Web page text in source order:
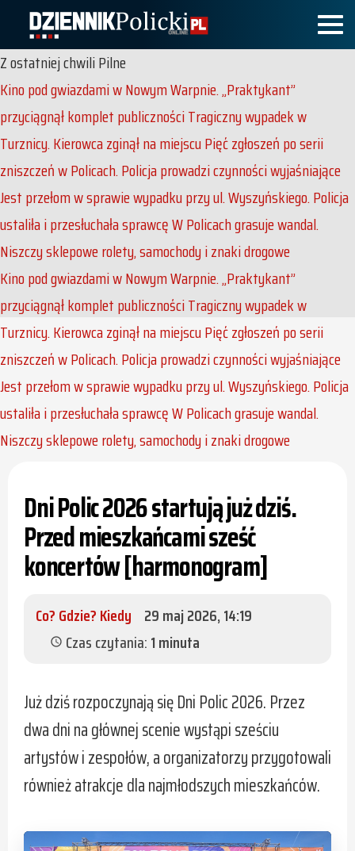
Z ostatniej chwiliPilne
Kino pod gwiazdami w Nowym Warpnie. „Praktykant”
przyciągnął komplet publicznościTragiczny wypadek w
Turznicy. Kierowca zginął na miejscuPięć zgłoszeń po serii
zniszczeń w Policach. Policja prowadzi czynności wyjaśniające
Jest przełom w sprawie wypadku przy ul. Wyszyńskiego. Policja
ustaliła i przesłuchała sprawcęW Policach grasuje wandal.
Niszczy sklepowe rolety, samochody i znaki drogowe
Kino pod gwiazdami w Nowym Warpnie. „Praktykant”
przyciągnął komplet publicznościTragiczny wypadek w
Turznicy. Kierowca zginął na miejscuPięć zgłoszeń po serii
zniszczeń w Policach. Policja prowadzi czynności wyjaśniające
Jest przełom w sprawie wypadku przy ul. Wyszyńskiego. Policja
ustaliła i przesłuchała sprawcęW Policach grasuje wandal.
Niszczy sklepowe rolety, samochody i znaki drogowe
Dni Polic 2026 startują już dziś.
Przed mieszkańcami sześć
koncertów [harmonogram]
Co? Gdzie? Kiedy 29 maj 2026, 14:19
schedule Czas czytania:1 minuta
Już dziś rozpoczynają się Dni Polic 2026. Przez
dwa dni na głównej scenie wystąpi sześciu
artystów i zespołów, a organizatorzy przygotowali
również atrakcje dla najmłodszych mieszkańców.